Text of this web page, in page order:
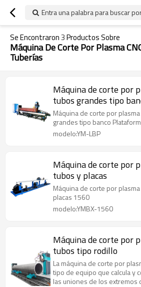
Entra una palabra para buscar
Se Encontraron3Productos Sobre
Máquina De Corte Por Plasma
Tuberías
Máquina de corte por
tubos grandes tipo
Máquina de corte por plasma
grandes tipo banco
modelo:YM-LBP
Máquina de corte por
tubos y placas
Máquina de corte por plasma
placas 1560
modelo:YMBX-1560
Máquina de corte por
tubos tipo rodillo
La máquina de corte por
tipo de equipo que calcula y
las uniones de los extremos